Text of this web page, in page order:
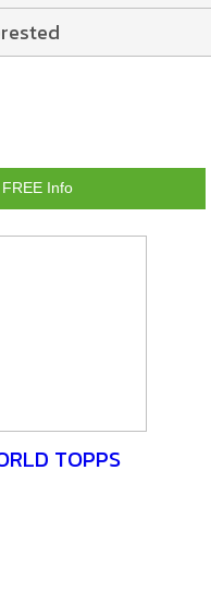
Info
TOPPS